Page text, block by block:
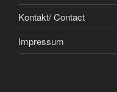
Kontakt/ Contact
Impressum